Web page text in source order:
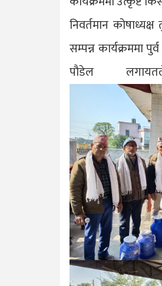
निवर्तमान
सम्पन्न कार्यक्रममा
पौडेल